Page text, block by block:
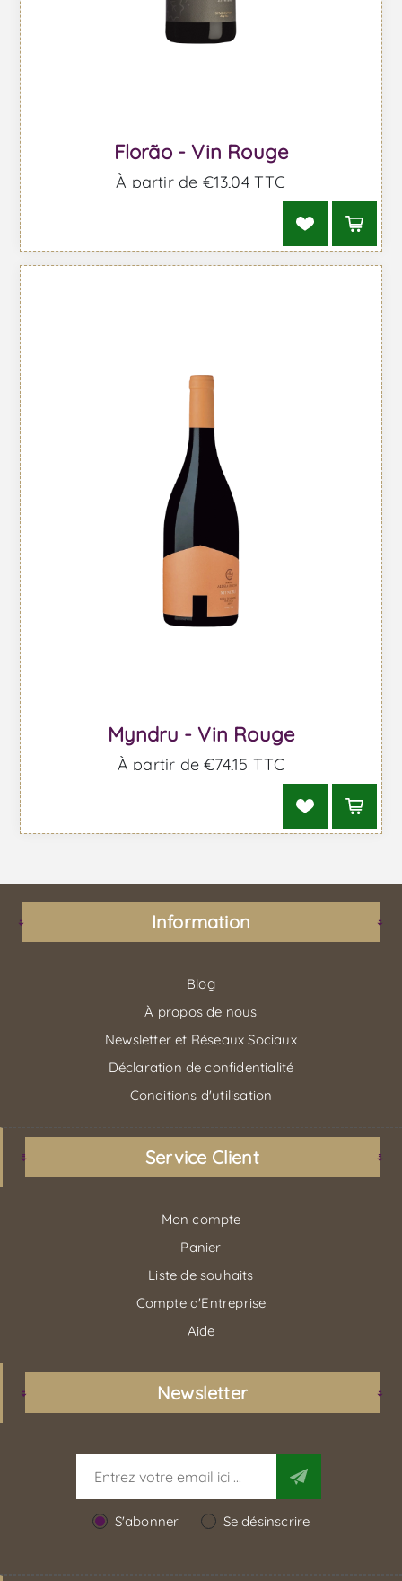
Florão - Vin Rouge
À partir de €13,04 TTC
Myndru - Vin Rouge
À partir de €74,15 TTC
Information
Blog
À propos de nous
Newsletter et Réseaux Sociaux
Déclaration de confidentialité
Conditions d'utilisation
Service Client
Mon compte
Panier
Liste de souhaits
Compte d'Entreprise
Aide
Newsletter
S'abonner Se désinscrire